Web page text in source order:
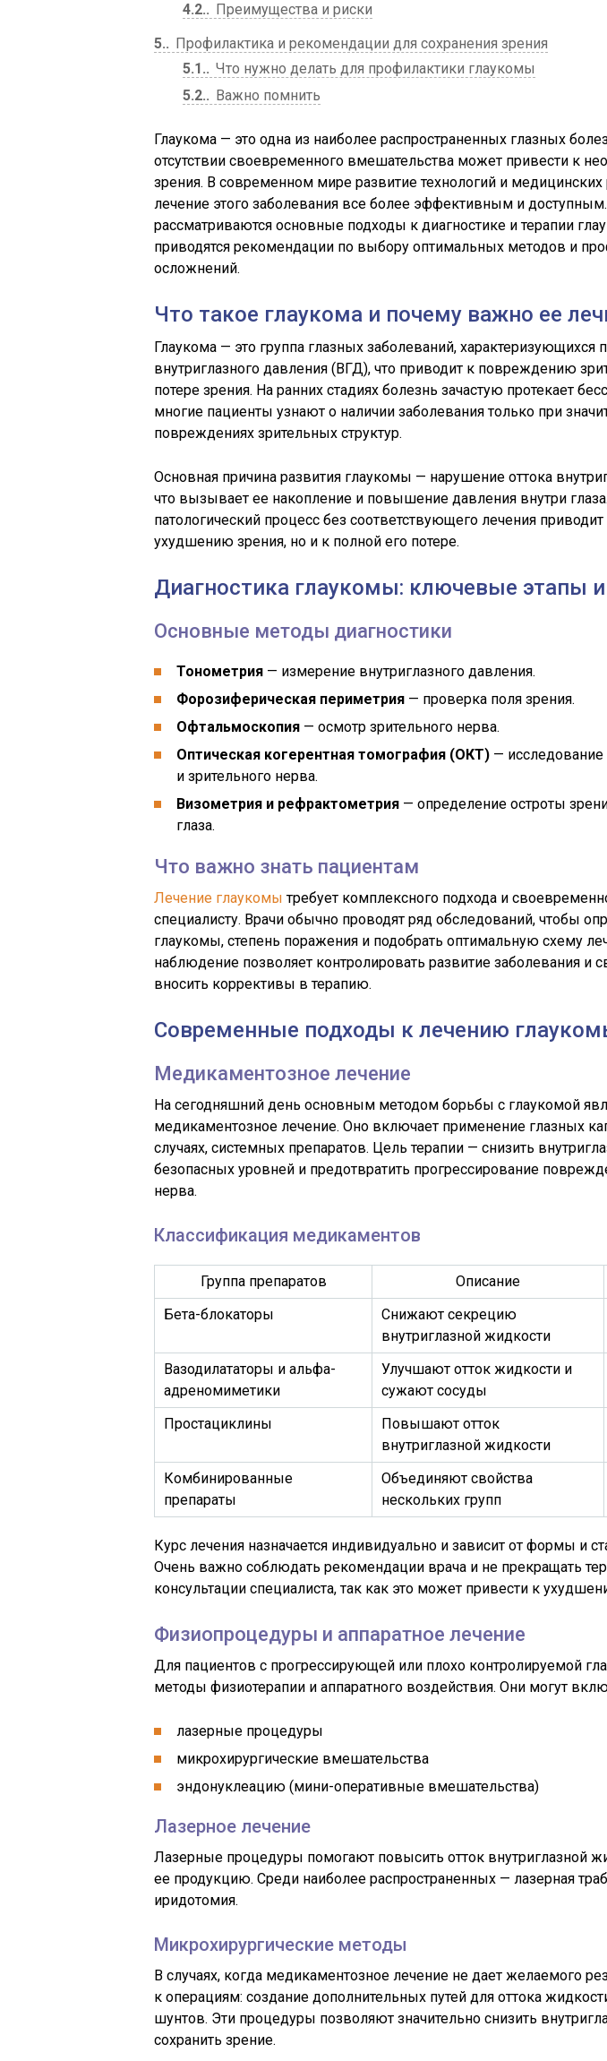
4.2.
Преимущества и риски
5.
Профилактика и рекомендации для сохранения зрения
5.1.
Что нужно делать для профилактики глаукомы
5.2.
Важно помнить
Глаукома — это одна из наиболее распространенных глазных
отсутствии своевременного вмешательства может привести к
зрения. В современном мире развитие технологий и медицинских
лечение этого заболевания все более эффективным и доступным.
рассматриваются основные подходы к диагностике и терапии
приводятся рекомендации по выбору оптимальных методов и
осложнений.
Что такое глаукома и почему важно ее
Глаукома — это группа глазных заболеваний,
внутриглазного давления (ВГД), что приводит к повреждению
потере зрения. На ранних стадиях болезнь зачастую протекает
многие пациенты узнают о наличии заболевания только при
повреждениях зрительных структур.
Основная причина развития глаукомы — нарушение оттока
что вызывает ее накопление и повышение давления внутри
патологический процесс без соответствующего лечения
ухудшению зрения, но и к полной его потере.
Диагностика глаукомы: ключевые этапы
Основные методы диагностики
Тонометрия — измерение внутриглазного давления.
Форозиферическая периметрия — проверка поля зрения.
Офтальмоскопия — осмотр зрительного нерва.
Оптическая когерентная томография (ОКТ) — исследование
и зрительного нерва.
Визометрия и рефрактометрия — определение остроты
глаза.
Что важно знать пациентам
Лечение глаукомы требует комплексного подхода и
специалисту. Врачи обычно проводят ряд обследований, чтобы
глаукомы, степень поражения и подобрать оптимальную схему
наблюдение позволяет контролировать развитие заболевания и
вносить коррективы в терапию.
Современные подходы к лечению
Медикаментозное лечение
На сегодняшний день основным методом борьбы с глаукомой
медикаментозное лечение. Оно включает применение глазных
случаях, системных препаратов. Цель терапии — снизить
безопасных уровней и предотвратить прогрессирование
нерва.
Классификация медикаментов
Группа препаратов Описание
Бета-блокаторы
Снижают секрецию
внутриглазной жидкости
Вазодилататоры и альфа-
адреномиметики
Улучшают отток жидкости и
сужают сосуды
Простациклины
Повышают отток
внутриглазной жидкости
Комбинированные
препараты
Объединяют свойства
нескольких групп
Курс лечения назначается индивидуально и зависит от формы и
Очень важно соблюдать рекомендации врача и не прекращать
консультации специалиста, так как это может привести к
Физиопроцедуры и аппаратное лечение
Для пациентов с прогрессирующей или плохо контролируемой
методы физиотерапии и аппаратного воздействия. Они могут
лазерные процедуры
микрохирургические вмешательства
эндонуклеацию (мини-оперативные вмешательства)
Лазерное лечение
Лазерные процедуры помогают повысить отток внутриглазной
ее продукцию. Среди наиболее распространенных — лазерная
иридотомия.
Микрохирургические методы
В случаях, когда медикаментозное лечение не дает желаемого
к операциям: создание дополнительных путей для оттока
шунтов. Эти процедуры позволяют значительно снизить
сохранить зрение.